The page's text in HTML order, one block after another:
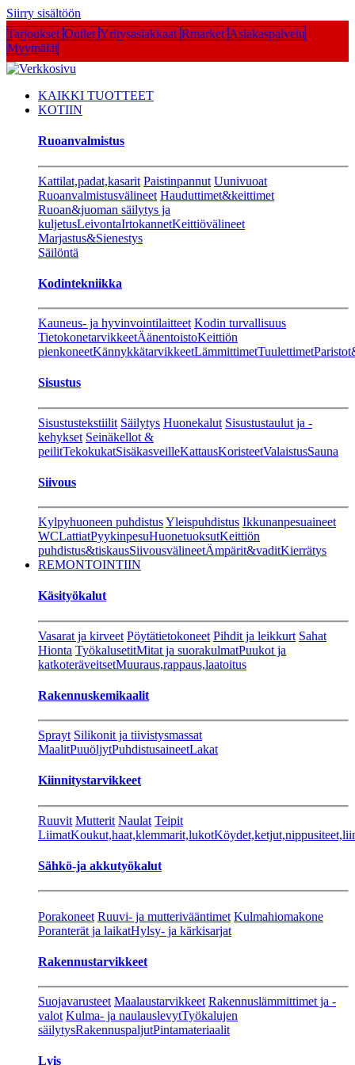
Siirry sisältöön
Tarjoukset Outlet Yritysasiakkaat Rmarket Asiakaspalvelu
Myymälät
KAIKKI TUOTTEET
KOTIIN
Ruoanvalmistus
Kattilat,padat,kasarit Paistinpannut Uunivuoat
Ruoanvalmistusvälineet Hauduttimet&keittimet
Ruoan&juoman säilytys ja
kuljetusLeivontaIrtokannetKeittiövälineet
Marjastus&Sienestys
Säilöntä
Kodintekniikka
Kauneus- ja hyvinvointilaitteet Kodin turvallisuus
TietokonetarvikkeetÄänentoistoKeittiön
pienkoneetKännykkätarvikkeetLämmittimetTuulettimet
Sisustus
Sisustustekstiilit Säilytys Huonekalut Sisustustaulut ja -
kehykset Seinäkellot &
peilitTekokukatSisäkasveilleKattausKoristeetValaistusSauna
Siivous
Kylpyhuoneen puhdistusYleispuhdistus Ikkunanpesuaineet
WCLattiatPyykinpesuHuonetuoksutKeittiön
puhdistus&tiskausSiivousvälineetÄmpärit&vaditKierrätys
REMONTOINTIIN
Käsityökalut
Vasarat ja kirveet Pöytätietokoneet Pihdit ja leikkurt Sahat
Hionta TyökalusetitMitat ja suorakulmatPuukot ja
katkoteräveitsetMuuraus,rappaus,laatoitus
Rakennuskemikaalit
Sprayt Silikonit ja tiivistysmassat
MaalitPuuöljytPuhdistusaineetLakat
Kiinnitystarvikkeet
Ruuvit Mutterit Naulat Teipit
LiimatKoukut,haat,klemmarit,lukot
Sähkö-ja akkutyökalut
Porakoneet Ruuvi- ja mutterivääntimet Kulmahiomakone
Poranterät ja laikatHylsy- ja kärkisarjat
Rakennustarvikkeet
Suojavarusteet Maalaustarvikkeet Rakennuslämmittimet ja -
valot Kulma- ja naulauslevytTyökalujen
säilytysRakennuspaljutPintamateriaalit
Lvis